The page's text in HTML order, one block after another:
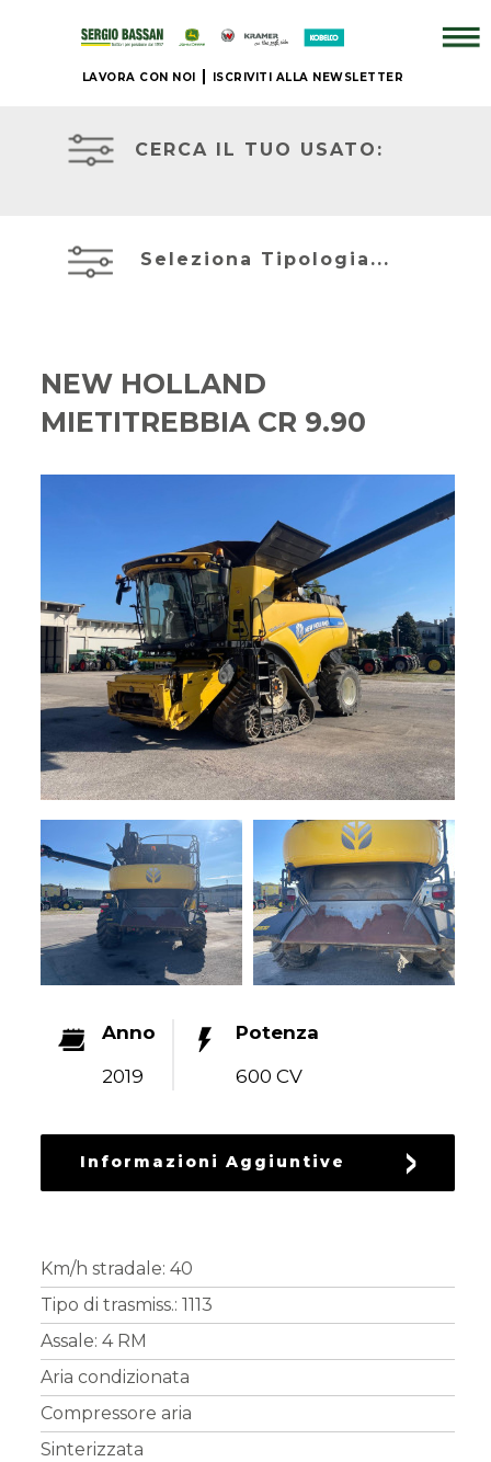
LAVORA CON NOI ISCRIVITI ALLA NEWSLETTER
NUOVO
NOSTRO
NOLEGGIO
PROMOZIONI
SERVIZI
NEWS
CONTATTI
CERCA IL TUO USATO:
Seleziona Tipologia...
NEW HOLLAND
MIETITREBBIA CR 9.90
Anno
2019
Potenza
600 CV
Informazioni Aggiuntive
Km/h stradale: 40
Tipo di trasmiss.: 1113
Assale: 4 RM
Aria condizionata
Compressore aria
Sinterizzata
TELESCOPICI
TRINCE
TESTATE
POLVERIZZATORI
GIARDINAGGIO
ACCESSORI
E
USATI